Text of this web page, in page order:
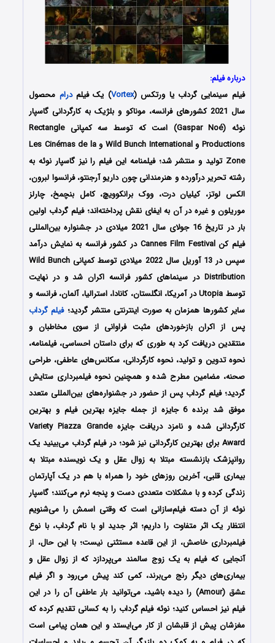
درباره فیلم:
فیلم سینمایی گرداب یا ورتکس (Vortex) یک فیلمدرام محصول
سال 2021 کشورهای فرانسه، موناکو و بلژیک به کارگردانی گاسپار
نوئه (Gaspar Noé) است که توسط سه کمپانی Rectangle
Productions و Wild Bunch International و Les Cinémas de la
Zone تولید و منتشر شد؛ فیلمنامه این فیلم را نیز گاسپار نوئه به
رشته تحریر درآورده و هنرمندانی چون داریو آرجنتو، فرانسوا لبرون،
الکس لوتز، کیلیان درت، ووک برانکوویچ، کامل بنچمخ، چارلز
موریلون و غیره در آن به ایفای نقش پرداخته‌اند؛ فیلم گرداب اولین
بار در تاریخ 16 جولای سال 2021 میلادی در جشنواره بین‌المللی
فیلم کن Cannes Film Festival در کشور فرانسه به نمایش درآمد
سپس در 13 آوریل سال 2022 میلادی توسط کمپانی Wild Bunch
Distribution در سینماهای کشور فرانسه اکران شد و در نهایت
توسط Utopia در آمریکا، انگلستان، کانادا، استرالیا، آلمان، فرانسه و
سایر کشورها همزمان به صورت اینترنتی منتشر گردید؛فیلم گرداب
پس از اکران بازخوردهای مثبت فراوانی از سوی مخاطبان و
منتقدین دریافت کرد به طوری که برای داستان احساسی، فیلمنامه،
نحوه تدوین و تولید، نحوه کارگردانی، سکانس‌های عاطفی، طراحی
صحنه، مضامین مطرح شده و همچنین نحوه فیلمبرداری ستایش
گردید؛ فیلم گرداب پس از حضور در جشنواره‌های بین‌المللی متعدد
موفق شد برنده 6 جایزه از جمله جایزه بهترین فیلم و بهترین
کارگردانی شده و نامزد دریافت جایزه Variety Piazza Grande
Award برای بهترین کارگردانی نیز شود؛ در فیلم گرداب می‌بینید یک
روانپزشک بازنشسته مبتلا به زوال عقل و یک نویسنده مبتلا به
بیماری قلبی، آخرین روزهای خود را همراه با هم در یک آپارتمان
زندگی کرده و با مشکلات متعددی دست و پنجه نرم می‌کنند؛ گاسپار
نوئه از آن دسته فیلم‌سازانی است که وقتی اسمش را می‌شنویم
انتظار یک اثر متفاوت را داریم؛ اثر جدید او با نام گرداب، با نوع
فیلمبرداری خاصش، از این قاعده مستثنی نیست؛ با این‌ حال، از
آنجایی که فیلم به یک زوج سالمند می‌پردازد که از زوال عقل و
بیماری‌های دیگر رنج می‌برند، کمی کند پیش می‌رود و اگر فیلم
عشق (Amour) را دیده باشید، می‌توانید بار عاطفی آن را در این
فیلم نیز احساس کنید؛ نوئه فیلم گرداب را به کسانی تقدیم کرده که
مغزشان پیش از قلبشان از کار می‌ایستد و این همان پیامی است